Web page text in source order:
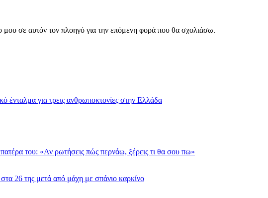
σε αυτόν τον πλοηγό για την επόμενη φορά που θα σχολιάσω.
ένταλμα για τρεις ανθρωποκτονίες στην Ελλάδα
του: «Αν ρωτήσεις πώς περνάω, ξέρεις τι θα σου πω»
26 της μετά από μάχη με σπάνιο καρκίνο